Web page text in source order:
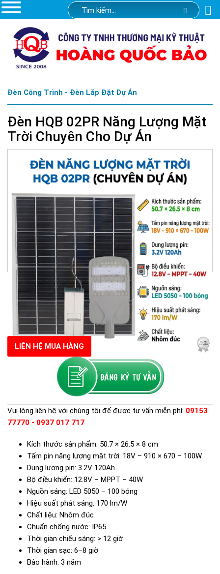
Đèn Công Trình - Đèn Lắp Đặt Dự Án
Đèn HQB 02PR Năng Lượng Mặt
Trời Chuyên Cho Dự Án
LIÊN HỆ MUA HÀNG
Vui lòng liên hệ với chúng tôi để được tư vấn miễn phí: 09153
77770 - 0937 017 717
Kích thước sản phẩm: 50.7 × 26.5 × 8 cm
Tấm pin năng lượng mặt trời: 18V – 910 × 670 – 100W
Dung lượng pin: 3.2V 120Ah
Bộ điều khiển: 12.8V – MPPT – 40W
Nguồn sáng: LED 5050 – 100 bóng
Hiệu suất phát sáng: 170 lm/W
Chất liệu: Nhôm đúc
Chuẩn chống nước: IP65
Thời gian chiếu sáng: > 12 giờ
Thời gian sạc: 6–8 giờ
Bảo hành: 3 năm